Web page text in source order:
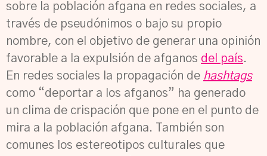
sobre la población afgana en redes sociales, a
través de pseudónimos o bajo su propio
nombre, con el objetivo de generar una opinión
favorable a la expulsión de afganos del país.
En redes sociales la propagación de hashtags
como “deportar a los afganos” ha generado
un clima de crispación que pone en el punto de
mira a la población afgana. También son
comunes los estereotipos culturales que